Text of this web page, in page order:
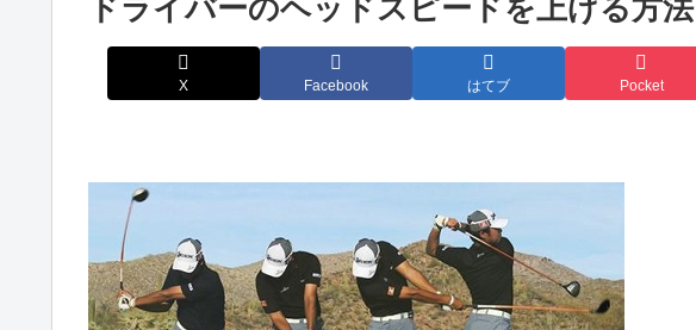
ドライバーのヘッドスピードを上げる方法
X Facebook はてブ Pocket